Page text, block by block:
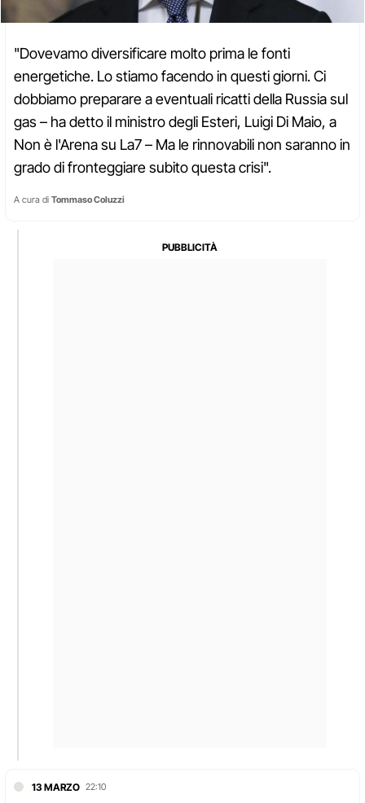
"Dovevamo diversificare molto prima le fonti
energetiche. Lo stiamo facendo in questi giorni. Ci
dobbiamo preparare a eventuali ricatti della Russia sul
gas – ha detto il ministro degli Esteri, Luigi Di Maio, a
Non è l'Arena su La7 – Ma le rinnovabili non saranno in
grado di fronteggiare subito questa crisi".
A cura di Tommaso Coluzzi
13 MARZO 22:10